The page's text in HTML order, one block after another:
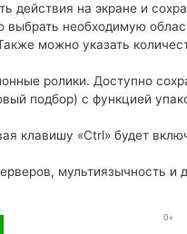
действия на экране и
выбрать необходимую
можно указать
ролики. Доступно
подбор) с функцией
клавишу «Ctrl» будет
мультиязычность и